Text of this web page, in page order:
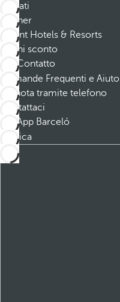
Affiliati
Partner
Dorint Hotels & Resorts
Buoni sconto
Contatto
Domande Frequenti e Aiuto
Prenota tramite telefono
Contattaci
App Barceló
Scarica